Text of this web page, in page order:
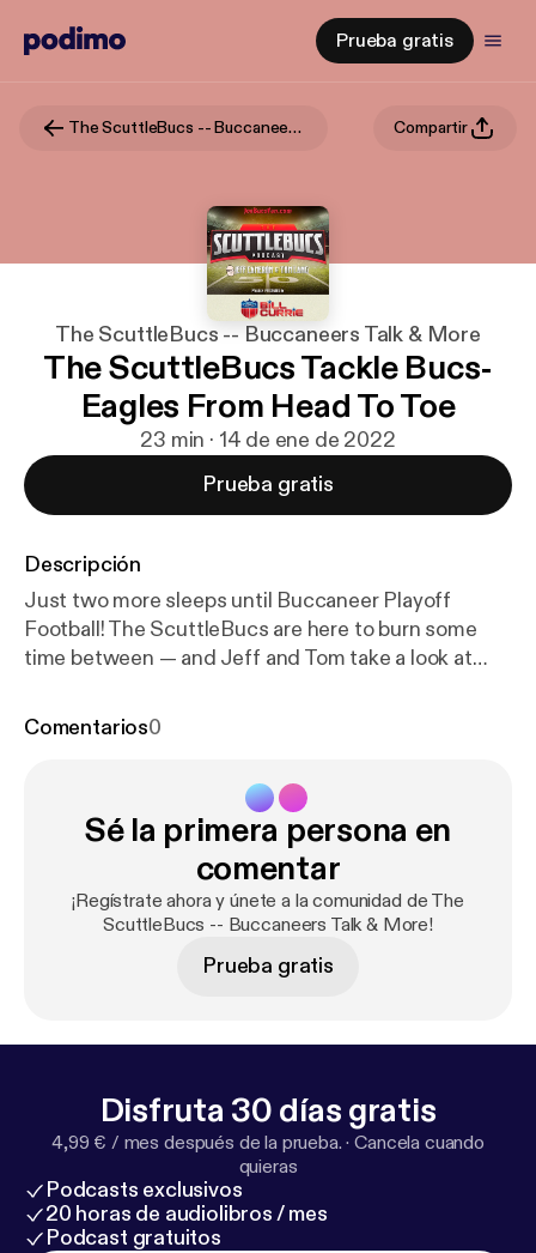
Prueba gratis
The ScuttleBucs -- Buccaneers Talk & More Compartir
The ScuttleBucs -- Buccaneers Talk & More
The ScuttleBucs Tackle Bucs-
Eagles From Head To Toe
23 min · 14 de ene de 2022
Prueba gratis
Descripción
Just two more sleeps until Buccaneer Playoff
Football! The ScuttleBucs are here to burn some
time between — and Jeff and Tom take a look at
injury information, scheme, keys to the game […]
22/01/the-scuttlebucs-tackle-bucs-eagles-from-h
ead-to-toe/ ] appeared first on JoeBucsFan.com [
tps://www.joebucsfan.com].
Comentarios0
Sé la primera persona en
comentar
¡Regístrate ahora y únete a la comunidad de The
ScuttleBucs -- Buccaneers Talk & More!
Prueba gratis
Disfruta 30 días gratis
4,99 € / mes después de la prueba. ·Cancela cuando
quieras
Podcasts exclusivos
20 horas de audiolibros / mes
Podcast gratuitos